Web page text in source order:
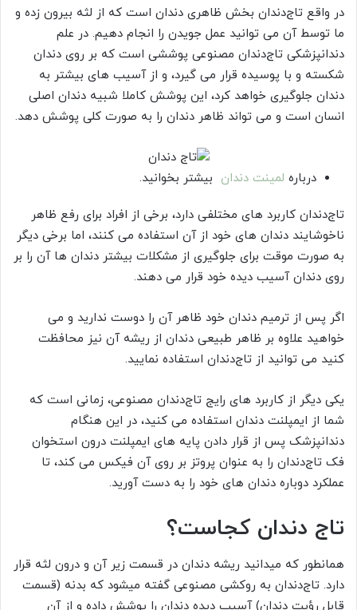
در واقع تاج‌دندان بخش ظاهری دندان است که از لثه بیرون زده و
ما توسط آن می توانید عمل جویدن را انجام دهیم. در علم
دندانپزشکی تاج‌دندان مصنوعی پوششی است که بر روی دندان
شکسته و با پوسیده قرار می گیرد، و از آسیب های بیشتر به
دندان جلوگیری خواهد کرد، این پوشش کاملا شبیه دندان اصلی
انسان است و می تواند ظاهر دندان را به صورت کلی پوشش دهد.
درباره لمینت دندان بیشتر بخوانید.
تاج‌دندان کاربرد های مختلفی دارد، برخی از افراد برای رفع ظاهر
ناخوشایند دندان های خود از آن استفاده می کنند، اما برخی دیگر
به صورت موقت برای جلوگیری از مشکلات بیشتر دندان ها آن را بر
روی دندان آسیب دیده خود قرار می دهند.
اگر پس از ترمیم دندان خود ظاهر آن را دوست ندارید و می
خواهید علاوه بر ظاهر طبیعی دندان از ریشه آن نیز محافظت
کنید می توانید از تاج‌دندان استفاده نمایید.
یکی دیگر از کاربرد های رایج تاج‌دندان مصنوعی، زمانی است که
شما از ایمپلنت دندان استفاده می کنید، در این هنگام
دندانپزشک پس از قرار دادن پایه های ایمپلنت درون استخوان
فک تاج‌دندان را به عنوان پروتز بر روی آن فیکس می کند، تا
عملکرد دوباره دندان های خود را به دست آورید.
تاج دندان کجاست؟
همان­طور که می­دانید ریشه دندان در قسمت زیر آن و درون لثه قرار
دارد. تاج‌دندان به روکشی مصنوعی گفته می­شود که بدنه (قسمت
قابل رؤیت دندان) آسیب دیده دندان را پوشش داده و از آن